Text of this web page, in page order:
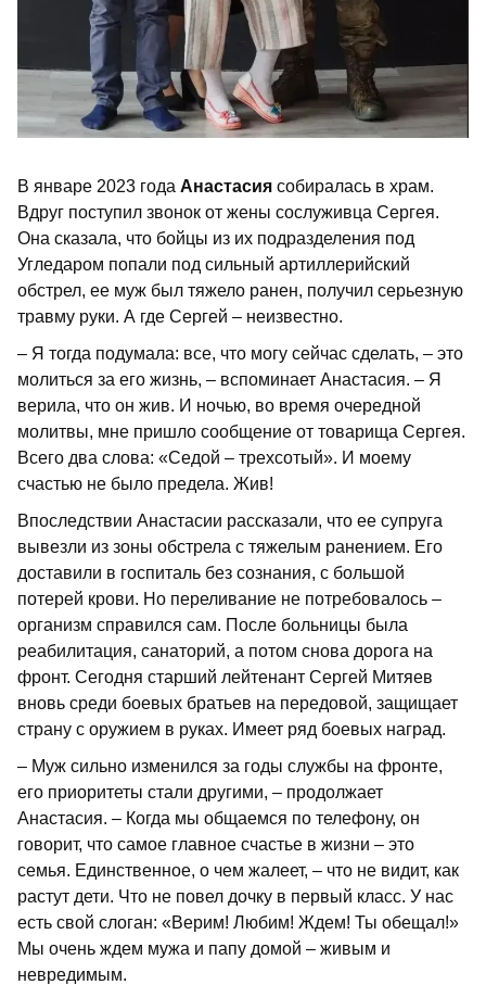
В январе 2023 года Анастасия собиралась в храм.
Вдруг поступил звонок от жены сослуживца Сергея.
Она сказала, что бойцы из их подразделения под
Угледаром попали под сильный артиллерийский
обстрел, ее муж был тяжело ранен, получил серьезную
травму руки. А где Сергей – неизвестно.
– Я тогда подумала: все, что могу сейчас сделать, – это
молиться за его жизнь, – вспоминает Анастасия. – Я
верила, что он жив. И ночью, во время очередной
молитвы, мне пришло сообщение от товарища Сергея.
Всего два слова: «Седой – трехсотый». И моему
счастью не было предела. Жив!
Впоследствии Анастасии рассказали, что ее супруга
вывезли из зоны обстрела с тяжелым ранением. Его
доставили в госпиталь без сознания, с большой
потерей крови. Но переливание не потребовалось –
организм справился сам. После больницы была
реабилитация, санаторий, а потом снова дорога на
фронт. Сегодня старший лейтенант Сергей Митяев
вновь среди боевых братьев на передовой, защищает
страну с оружием в руках. Имеет ряд боевых наград.
– Муж сильно изменился за годы службы на фронте,
его приоритеты стали другими, – продолжает
Анастасия. – Когда мы общаемся по телефону, он
говорит, что самое главное счастье в жизни – это
семья. Единственное, о чем жалеет, – что не видит, как
растут дети. Что не повел дочку в первый класс. У нас
есть свой слоган: «Верим! Любим! Ждем! Ты обещал!»
Мы очень ждем мужа и папу домой – живым и
невредимым.